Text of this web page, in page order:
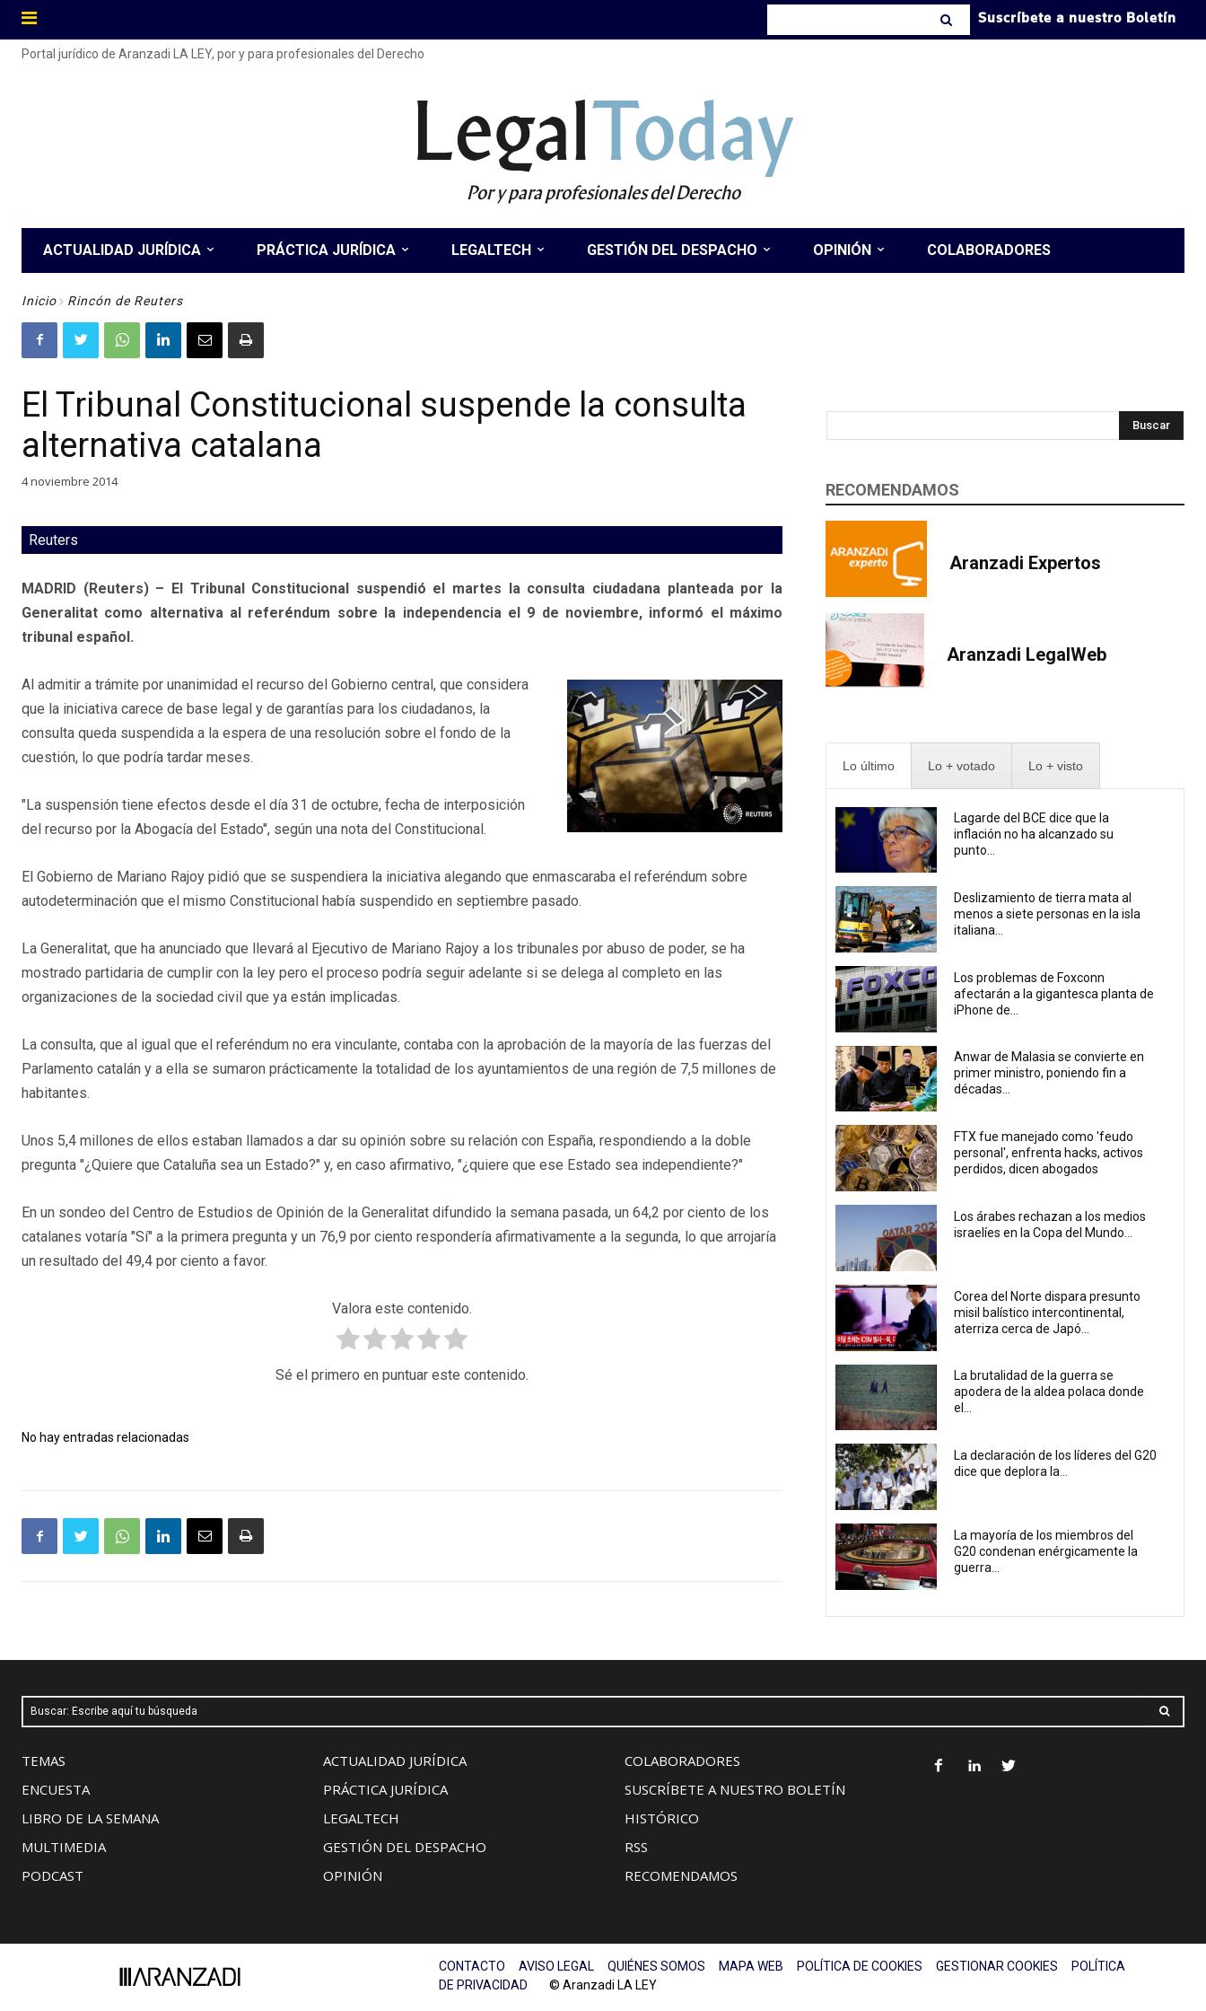
Suscríbete a nuestro Boletín
Portal jurídico de Aranzadi LA LEY, por y para profesionales del Derecho
LegalToday
Por y para profesionales del Derecho
ACTUALIDAD JURÍDICA PRÁCTICA JURÍDICA LEGALTECH GESTIÓN DEL DESPACHO OPINIÓN COLABORADORES
Inicio Rincón de Reuters
El Tribunal Constitucional suspende la consulta
alternativa catalana
4 noviembre 2014
Reuters
MADRID (Reuters) – El Tribunal Constitucional suspendió el martes la consulta ciudadana planteada por la
Generalitat como alternativa al referéndum sobre la independencia el 9 de noviembre, informó el máximo
tribunal español.
Al admitir a trámite por unanimidad el recurso del Gobierno central, que considera
que la iniciativa carece de base legal y de garantías para los ciudadanos, la
consulta queda suspendida a la espera de una resolución sobre el fondo de la
cuestión, lo que podría tardar meses.
"La suspensión tiene efectos desde el día 31 de octubre, fecha de interposición
del recurso por la Abogacía del Estado", según una nota del Constitucional.
El Gobierno de Mariano Rajoy pidió que se suspendiera la iniciativa alegando que enmascaraba el referéndum sobre
autodeterminación que el mismo Constitucional había suspendido en septiembre pasado.
La Generalitat, que ha anunciado que llevará al Ejecutivo de Mariano Rajoy a los tribunales por abuso de poder, se ha
mostrado partidaria de cumplir con la ley pero el proceso podría seguir adelante si se delega al completo en las
organizaciones de la sociedad civil que ya están implicadas.
La consulta, que al igual que el referéndum no era vinculante, contaba con la aprobación de la mayoría de las fuerzas del
Parlamento catalán y a ella se sumaron prácticamente la totalidad de los ayuntamientos de una región de 7,5 millones de
habitantes.
Unos 5,4 millones de ellos estaban llamados a dar su opinión sobre su relación con España, respondiendo a la doble
pregunta "¿Quiere que Cataluña sea un Estado?" y, en caso afirmativo, "¿quiere que ese Estado sea independiente?"
En un sondeo del Centro de Estudios de Opinión de la Generalitat difundido la semana pasada, un 64,2 por ciento de los
catalanes votaría "Sí" a la primera pregunta y un 76,9 por ciento respondería afirmativamente a la segunda, lo que arrojaría
un resultado del 49,4 por ciento a favor.
Valora este contenido.
Sé el primero en puntuar este contenido.
No hay entradas relacionadas
Buscar
RECOMENDAMOS
Aranzadi Expertos
Aranzadi LegalWeb
Lo último Lo + votado Lo + visto
Lagarde del BCE dice que la
inflación no ha alcanzado su
punto...
Deslizamiento de tierra mata al
menos a siete personas en la isla
italiana...
Los problemas de Foxconn
afectarán a la gigantesca planta de
iPhone de...
Anwar de Malasia se convierte en
primer ministro, poniendo fin a
décadas...
FTX fue manejado como 'feudo
personal', enfrenta hacks, activos
perdidos, dicen abogados
Los árabes rechazan a los medios
israelíes en la Copa del Mundo...
Corea del Norte dispara presunto
misil balístico intercontinental,
aterriza cerca de Japó...
La brutalidad de la guerra se
apodera de la aldea polaca donde
el...
La declaración de los líderes del G20
dice que deplora la...
La mayoría de los miembros del
G20 condenan enérgicamente la
guerra...
Buscar: Escribe aquí tu búsqueda
TEMAS
ENCUESTA
LIBRO DE LA SEMANA
MULTIMEDIA
PODCAST
ACTUALIDAD JURÍDICA
PRÁCTICA JURÍDICA
LEGALTECH
GESTIÓN DEL DESPACHO
OPINIÓN
COLABORADORES
SUSCRÍBETE A NUESTRO BOLETÍN
HISTÓRICO
RSS
RECOMENDAMOS
CONTACTO AVISO LEGAL QUIÉNES SOMOS MAPA WEB POLÍTICA DE COOKIES GESTIONAR COOKIES
POLÍTICA
DE PRIVACIDAD © Aranzadi LA LEY